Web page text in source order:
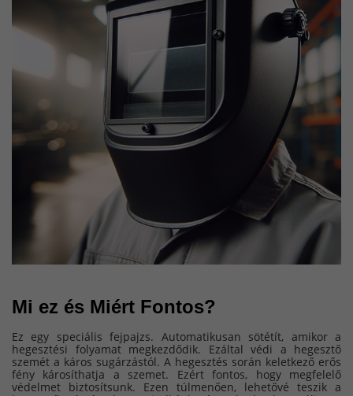
Mi ez és Miért Fontos?
Ez egy speciális fejpajzs. Automatikusan sötétít, amikor a
hegesztési folyamat megkezdődik. Ezáltal védi a hegesztő
szemét a káros sugárzástól. A hegesztés során keletkező erős
fény károsíthatja a szemet. Ezért fontos, hogy megfelelő
védelmet biztosítsunk. Ezen túlmenően, lehetővé teszik a